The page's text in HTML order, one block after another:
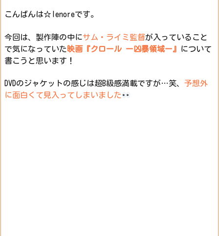
こんばんは☆lenoreです。
今回は、製作陣の中にサム・ライミ監督が入っていること
で気になっていた 映画『クロール ー凶暴領域ー』
について
書こうと思います！
DVDのジャケットの感じは超B級感満載ですが…笑、 予想外
に面白くて見入ってしまいました